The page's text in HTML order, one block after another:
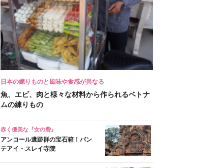
日本の練りものと風味や食感が異なる
魚、エビ、肉と様々な材料から作られるベトナ
ムの練りもの
赤く優美な『女の砦』
アンコール遺跡群の宝石箱！バン
テアイ・スレイ寺院